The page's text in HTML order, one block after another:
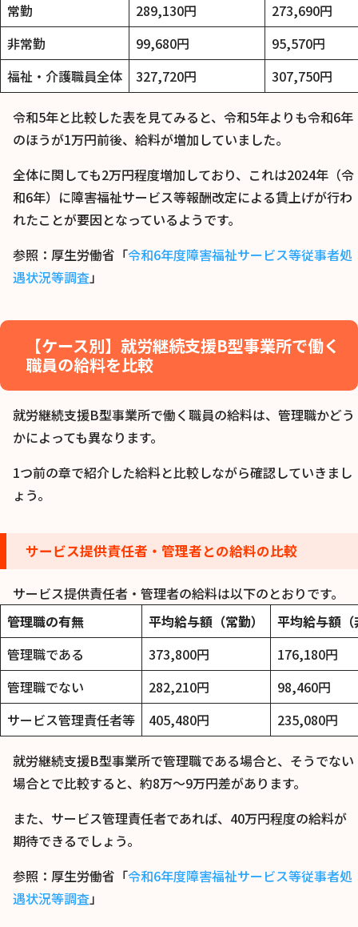
常勤
289,130円
273,690円
非常勤
99,680円
95,570円
福祉・介護職員全体
327,720円 307,750円
令和5年と比較した表を見てみると、令和5年よりも令和6年
のほうが1万円前後、給料が増加していました。
全体に関しても2万円程度増加しており、これは2024年（令
和6年）に障害福祉サービス等報酬改定による賃上げが行わ
れたことが要因となっているようです。
参照：厚生労働省「令和6年度障害福祉サービス等従事者処
遇状況等調査」
【ケース別】就労継続支援B型事業所で働く
職員の給料を比較
就労継続支援B型事業所で働く職員の給料は、管理職かどう
かによっても異なります。
1つ前の章で紹介した給料と比較しながら確認していきまし
ょう。
サービス提供責任者・管理者との給料の比較
サービス提供責任者・管理者の給料は以下のとおりです。
管理職の有無
平均給与額（常勤）
平均給与額
管理職である
373,800円
176,180円
管理職でない
282,210円
98,460円
サービス管理責任者等
405,480円 235,080円
就労継続支援B型事業所で管理職である場合と、そうでない
場合とで比較すると、約8万～9万円差があります。
また、サービス管理責任者であれば、40万円程度の給料が
期待できるでしょう。
参照：厚生労働省「令和6年度障害福祉サービス等従事者処
遇状況等調査」